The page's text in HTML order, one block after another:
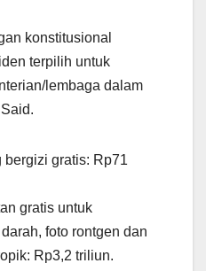
konstitusional
terpilih untuk
lembaga dalam
bergizi gratis: Rp71
gratis untuk
foto rontgen dan
Rp3,2 triliun.